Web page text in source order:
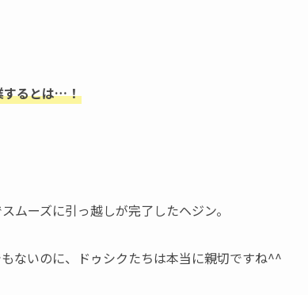
するとは…！
ムーズに引っ越しが完了したヘジン。
ないのに、ドゥシクたちは本当に親切ですね^^